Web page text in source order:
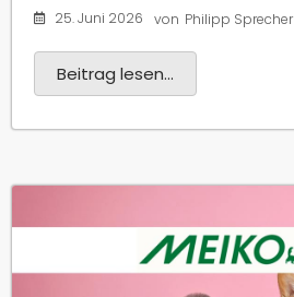
25. Juni 2026 von Philipp Sprecher
Beitrag lesen...